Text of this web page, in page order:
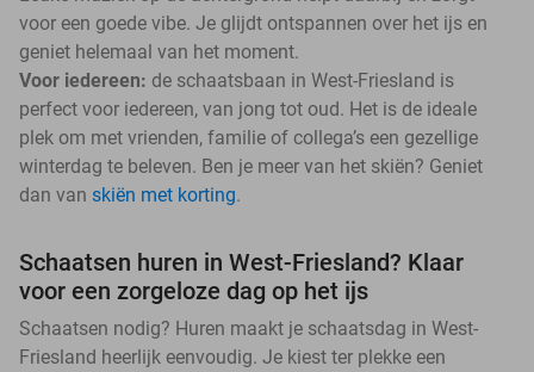
voor een goede vibe. Je glijdt ontspannen over het ijs en
geniet helemaal van het moment.
Voor iedereen: de schaatsbaan in West-Friesland is
perfect voor iedereen, van jong tot oud. Het is de ideale
plek om met vrienden, familie of collega’s een gezellige
winterdag te beleven. Ben je meer van het skiën? Geniet
dan van skiën met korting.
Schaatsen huren in West-Friesland? Klaar
voor een zorgeloze dag op het ijs
Schaatsen nodig? Huren maakt je schaatsdag in West-
Friesland heerlijk eenvoudig. Je kiest ter plekke een